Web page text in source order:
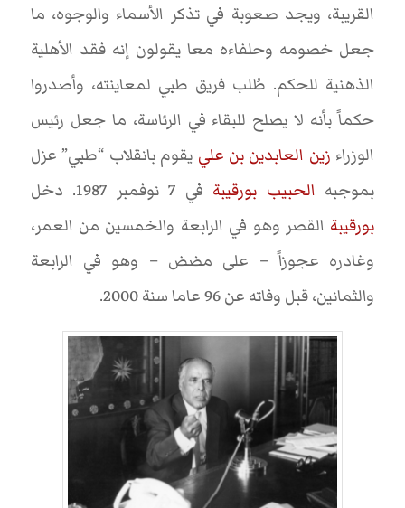
القريبة، ويجد صعوبة في تذكر الأسماء والوجوه، ما
جعل خصومه وحلفاءه معا يقولون إنه فقد الأهلية
الذهنية للحكم. طُلب فريق طبي لمعاينته، وأصدروا
حكماً بأنه لا يصلح للبقاء في الرئاسة، ما جعل رئيس
الوزراء زين العابدين بن علي يقوم بانقلاب “طبي” عزل
بموجبه الحبيب بورقيبة في 7 نوفمبر 1987. دخل
بورقيبة القصر وهو في الرابعة والخمسين من العمر،
وغادره عجوزاً – على مضض – وهو في الرابعة
والثمانين، قبل وفاته عن 96 عاما سنة 2000.